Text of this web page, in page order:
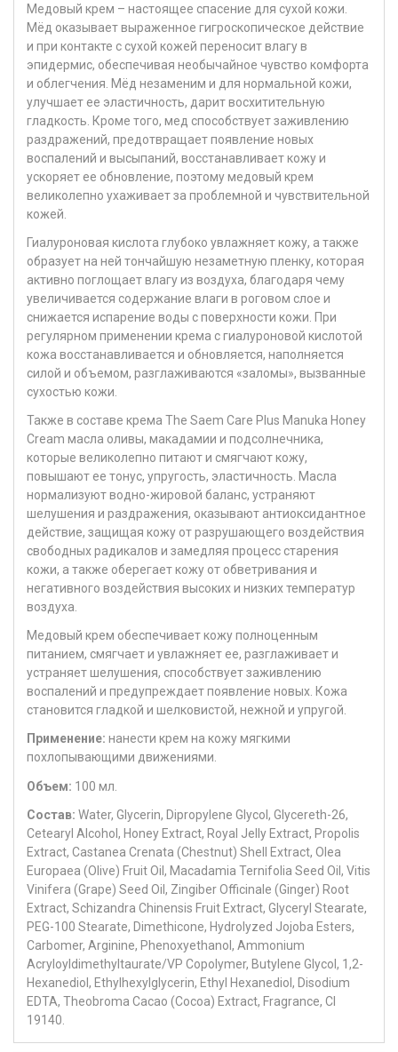
Медовый крем – настоящее спасение для сухой кожи.
Мёд оказывает выраженное гигроскопическое действие
и при контакте с сухой кожей переносит влагу в
эпидермис, обеспечивая необычайное чувство комфорта
и облегчения. Мёд незаменим и для нормальной кожи,
улучшает ее эластичность, дарит восхитительную
гладкость. Кроме того, мед способствует заживлению
раздражений, предотвращает появление новых
воспалений и высыпаний, восстанавливает кожу и
ускоряет ее обновление, поэтому медовый крем
великолепно ухаживает за проблемной и чувствительной
кожей.
Гиалуроновая кислота глубоко увлажняет кожу, а также
образует на ней тончайшую незаметную пленку, которая
активно поглощает влагу из воздуха, благодаря чему
увеличивается содержание влаги в роговом слое и
снижается испарение воды с поверхности кожи. При
регулярном применении крема с гиалуроновой кислотой
кожа восстанавливается и обновляется, наполняется
силой и объемом, разглаживаются «заломы», вызванные
сухостью кожи.
Также в составе крема The Saem Care Plus Manuka Honey
Cream масла оливы, макадамии и подсолнечника,
которые великолепно питают и смягчают кожу,
повышают ее тонус, упругость, эластичность. Масла
нормализуют водно-жировой баланс, устраняют
шелушения и раздражения, оказывают антиоксидантное
действие, защищая кожу от разрушающего воздействия
свободных радикалов и замедляя процесс старения
кожи, а также оберегает кожу от обветривания и
негативного воздействия высоких и низких температур
воздуха.
Медовый крем обеспечивает кожу полноценным
питанием, смягчает и увлажняет ее, разглаживает и
устраняет шелушения, способствует заживлению
воспалений и предупреждает появление новых. Кожа
становится гладкой и шелковистой, нежной и упругой.
Применение: нанести крем на кожу мягкими
похлопывающими движениями.
Объем: 100 мл.
Состав: Water, Glycerin, Dipropylene Glycol, Glycereth-26,
Cetearyl Alcohol, Honey Extract, Royal Jelly Extract, Propolis
Extract, Castanea Crenata (Chestnut) Shell Extract, Olea
Europaea (Olive) Fruit Oil, Macadamia Ternifolia Seed Oil, Vitis
Vinifera (Grape) Seed Oil, Zingiber Officinale (Ginger) Root
Extract, Schizandra Chinensis Fruit Extract, Glyceryl Stearate,
PEG-100 Stearate, Dimethicone, Hydrolyzed Jojoba Esters,
Carbomer, Arginine, Phenoxyethanol, Ammonium
Acryloyldimethyltaurate/VP Copolymer, Butylene Glycol, 1,2-
Hexanediol, Ethylhexylglycerin, Ethyl Hexanediol, Disodium
EDTA, Theobroma Cacao (Cocoa) Extract, Fragrance, CI
19140.